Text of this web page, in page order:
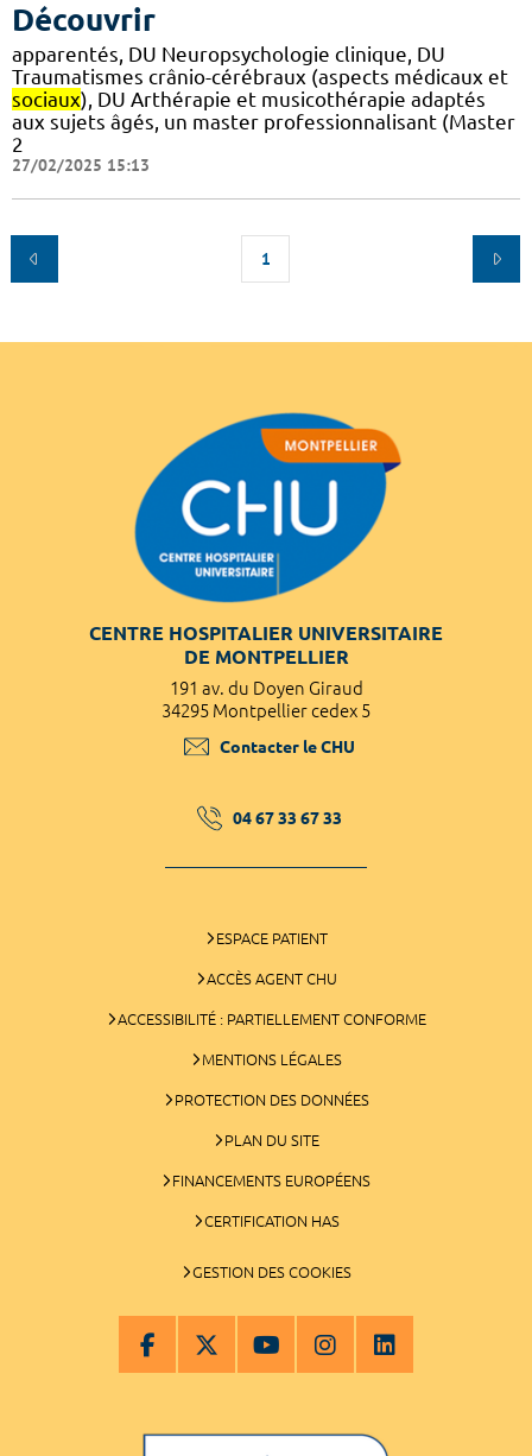
Découvrir
apparentés, DU Neuropsychologie clinique, DU
Traumatismes crânio-cérébraux (aspects médicaux et
sociaux), DU Arthérapie et musicothérapie adaptés
aux sujets âgés, un master professionnalisant (Master
2
27/02/2025 15:13
1
CENTRE HOSPITALIER UNIVERSITAIRE
DE MONTPELLIER
191 av. du Doyen Giraud
34295 Montpellier cedex 5
Contacter le CHU
04 67 33 67 33
ESPACE PATIENT
ACCÈS AGENT CHU
ACCESSIBILITÉ : PARTIELLEMENT CONFORME
MENTIONS LÉGALES
PROTECTION DES DONNÉES
PLAN DU SITE
FINANCEMENTS EUROPÉENS
CERTIFICATION HAS
GESTION DES COOKIES